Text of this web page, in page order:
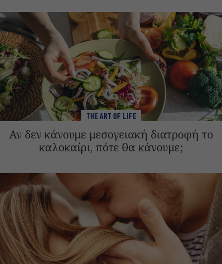
THE ART OF LIFE
Αν δεν κάνουμε μεσογειακή διατροφή το
καλοκαίρι, πότε θα κάνουμε;